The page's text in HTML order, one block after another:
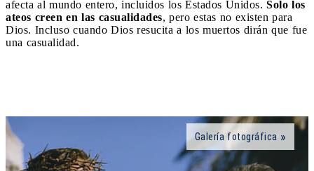
afecta al mundo entero, incluidos los Estados Unidos. Solo los
ateos creen en las casualidades, pero estas no existen para
Dios. Incluso cuando Dios resucita a los muertos dirán que fue
una casualidad.
Galería fotográfica